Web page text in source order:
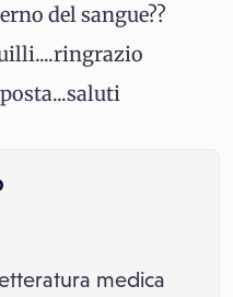
del sangue??
medica